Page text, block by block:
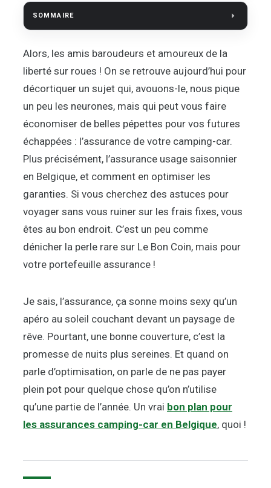
SOMMAIRE
Alors, les amis baroudeurs et amoureux de la
liberté sur roues ! On se retrouve aujourd’hui pour
décortiquer un sujet qui, avouons-le, nous pique
un peu les neurones, mais qui peut vous faire
économiser de belles pépettes pour vos futures
échappées : l’assurance de votre camping-car.
Plus précisément, l’assurance usage saisonnier
en Belgique, et comment en optimiser les
garanties. Si vous cherchez des astuces pour
voyager sans vous ruiner sur les frais fixes, vous
êtes au bon endroit. C’est un peu comme
dénicher la perle rare sur Le Bon Coin, mais pour
votre portefeuille assurance !
Je sais, l’assurance, ça sonne moins sexy qu’un
apéro au soleil couchant devant un paysage de
rêve. Pourtant, une bonne couverture, c’est la
promesse de nuits plus sereines. Et quand on
parle d’optimisation, on parle de ne pas payer
plein pot pour quelque chose qu’on n’utilise
qu’une partie de l’année. Un vrai bon plan pour
les assurances camping-car en Belgique, quoi !